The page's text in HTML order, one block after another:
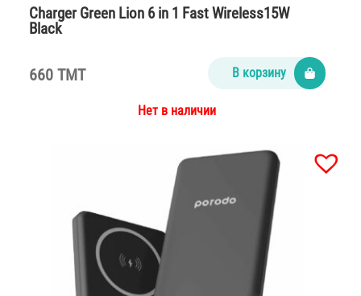
Charger Green Lion 6 in 1 Fast Wireless15W
Black
660 TMT В корзину
Нет в наличии